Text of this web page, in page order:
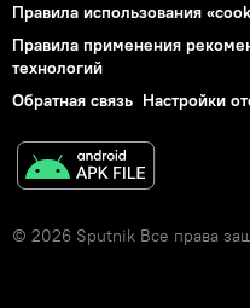
Правила использования
Правила применения
технологий
Обратная связь Настройки
© 2026 Sputnik Все права